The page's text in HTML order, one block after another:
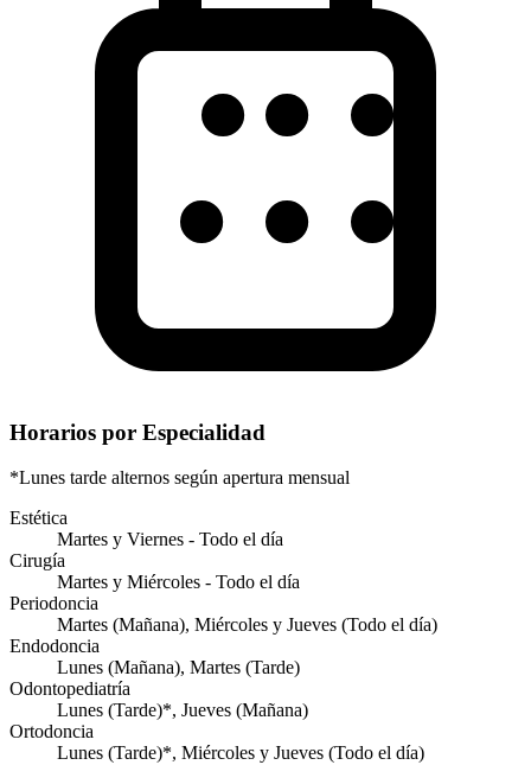
Horarios por Especialidad
*Lunes tarde alternos según apertura mensual
Estética
Martes y Viernes - Todo el día
Cirugía
Martes y Miércoles - Todo el día
Periodoncia
Martes (Mañana), Miércoles y Jueves (Todo el día)
Endodoncia
Lunes (Mañana), Martes (Tarde)
Odontopediatría
Lunes (Tarde)*, Jueves (Mañana)
Ortodoncia
Lunes (Tarde)*, Miércoles y Jueves (Todo el día)